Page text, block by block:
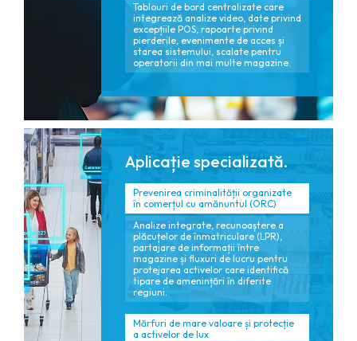
Tablouri de bord centralizate care
integrează analize video, date privind
excepțiile POS, rapoarte privind
pierderile, evenimente de acces și
starea sistemului, scalate pentru
operatorii din mai multe magazine.
Aplicație specializată.
Prevenirea criminalității organizate
în comerțul cu amănuntul (ORC)
Analize integrate, recunoaștere a
plăcuțelor de înmatriculare (LPR),
partajare de informații între
magazine și fluxuri de lucru pentru
protejarea activelor care identifică
tipare de amenințări în diferite
regiuni.
Mărfuri de mare valoare și protecție
a activelor de lux